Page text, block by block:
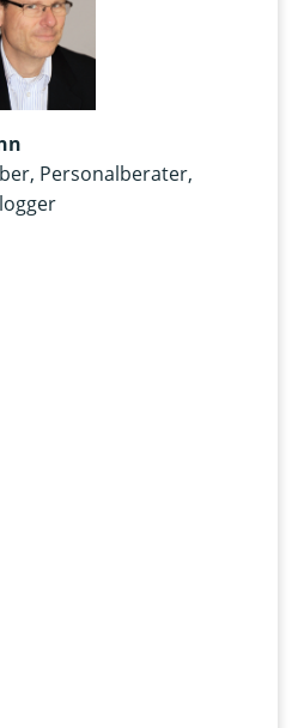
Personalberater,